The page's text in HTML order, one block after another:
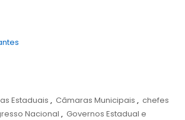
Estaduais , Câmaras Municipais , chefes
Nacional , Governos Estadual e